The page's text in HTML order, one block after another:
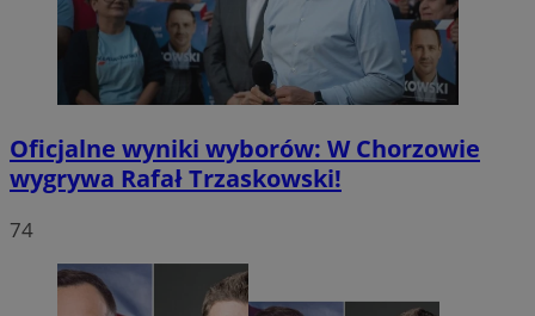
Oficjalne wyniki wyborów: W Chorzowie
wygrywa Rafał Trzaskowski!
74